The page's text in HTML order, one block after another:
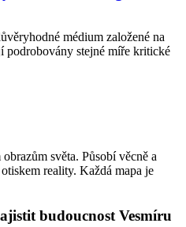
médium založené na
podrobovány stejné míře kritické
světa. Působí věcně a
reality. Každá mapa je
budoucnost Vesmíru